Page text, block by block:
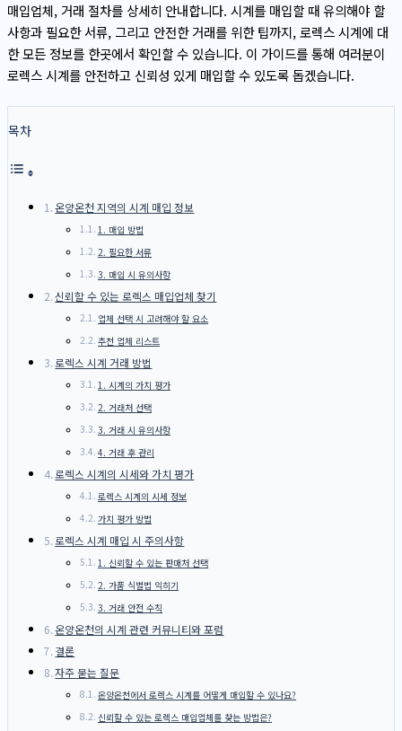
매입업체, 거래 절차를 상세히 안내합니다. 시계를 매입할 때 유의해야 할
사항과 필요한 서류, 그리고 안전한 거래를 위한 팁까지, 로렉스 시계에 대
한 모든 정보를 한곳에서 확인할 수 있습니다. 이 가이드를 통해 여러분이
로렉스 시계를 안전하고 신뢰성 있게 매입할 수 있도록 돕겠습니다.
목차
온양온천 지역의 시계 매입 정보
1. 매입 방법
2. 필요한 서류
3. 매입 시 유의사항
신뢰할 수 있는 로렉스 매입업체 찾기
업체 선택 시 고려해야 할 요소
추천 업체 리스트
로렉스 시계 거래 방법
1. 시계의 가치 평가
2. 거래처 선택
3. 거래 시 유의사항
4. 거래 후 관리
로렉스 시계의 시세와 가치 평가
로렉스 시계의 시세 정보
가치 평가 방법
로렉스 시계 매입 시 주의사항
1. 신뢰할 수 있는 판매처 선택
2. 가품 식별법 익히기
3. 거래 안전 수칙
온양온천의 시계 관련 커뮤니티와 포럼
결론
자주 묻는 질문
온양온천에서 로렉스 시계를 어떻게 매입할 수 있나요?
신뢰할 수 있는 로렉스 매입업체를 찾는 방법은?